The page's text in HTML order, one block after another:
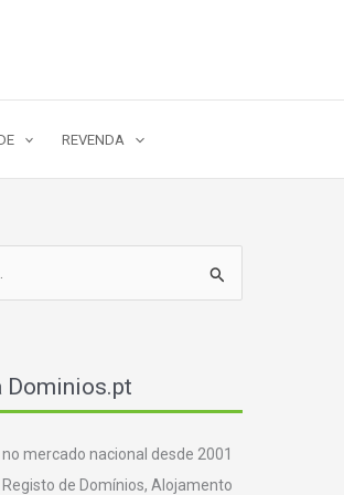
REVENDA
Dominios.pt
mercado nacional desde 2001
de Domínios, Alojamento